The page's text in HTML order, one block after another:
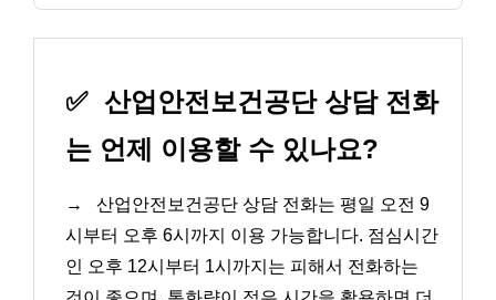
✅ 산업안전보건공단 상담 전화
는 언제 이용할 수 있나요?
→
산업안전보건공단 상담 전화는 평일 오전 9
시부터 오후 6시까지 이용 가능합니다. 점심시간
인 오후 12시부터 1시까지는 피해서 전화하는